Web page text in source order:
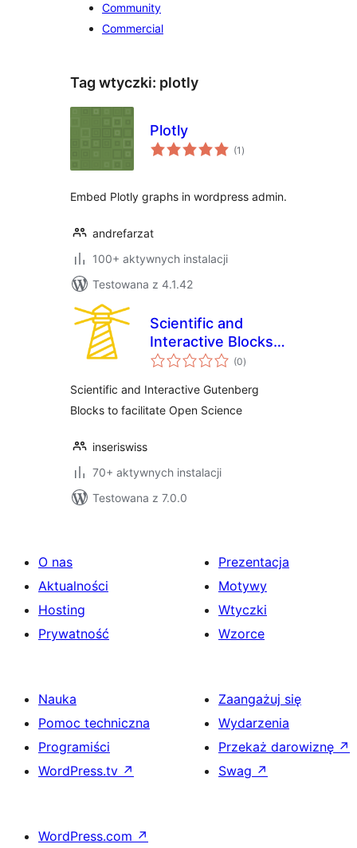
Community
Commercial
Tag wtyczki: plotly
Plotly
(1 wszystkich
ocen
)
Embed Plotly graphs in wordpress admin.
andrefarzat
100+ aktywnych instalacji
Testowana z 4.1.42
Scientific and
Interactive Blocks –
inseri core
(0wszystkich
ocen
)
Scientific and Interactive Gutenberg
Blocks to facilitate Open Science
inseriswiss
70+ aktywnych instalacji
Testowana z 7.0.0
O nas
Aktualności
Hosting
Prywatność
Prezentacja
Motywy
Wtyczki
Wzorce
Nauka
Pomoc techniczna
Programiści
WordPress.tv ↗
Zaangażuj się
Wydarzenia
Przekaż darowiznę ↗
Swag ↗
WordPress.com ↗